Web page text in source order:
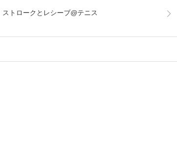
ストロークとレシーブ@テニス